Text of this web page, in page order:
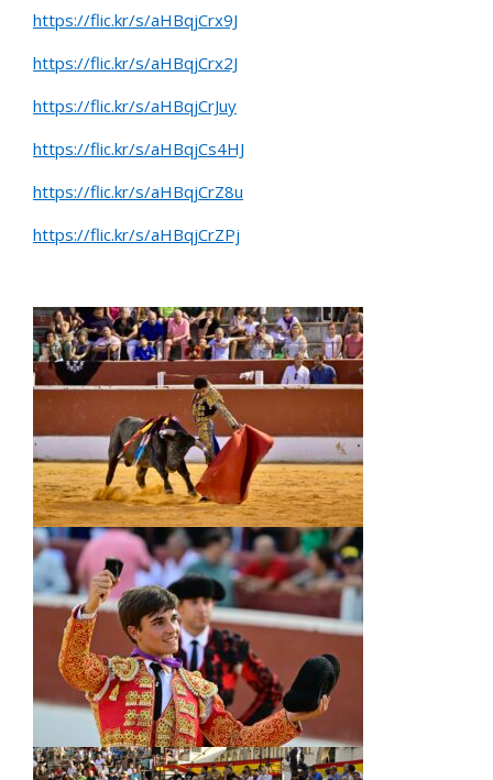
https://flic.kr/s/aHBqjCrx9J
https://flic.kr/s/aHBqjCrx2J
https://flic.kr/s/aHBqjCrJuy
https://flic.kr/s/aHBqjCs4HJ
https://flic.kr/s/aHBqjCrZ8u
https://flic.kr/s/aHBqjCrZPj